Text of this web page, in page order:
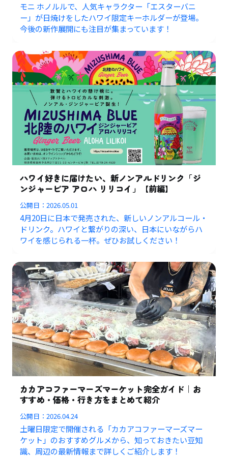
モニ ホノルルで、人気キャラクター「エスターバニ
ー」が日焼けをしたハワイ限定キーホルダーが登場。
今後の新作展開にも注目が集まっています！
ハワイ好きに届けたい、新ノンアルドリンク「ジ
ンジャービア アロハ リリコイ」【前編】
公開日：2026.05.01
4月20日に日本で発売された、新しいノンアルコール・
ドリンク。ハワイと繋がりの深い、日本にいながらハ
ワイを感じられる一杯。ぜひお試しください！
カカアコファーマーズマーケット完全ガイド｜お
すすめ・価格・行き方をまとめて紹介
公開日：2026.04.24
土曜日限定で開催される「カカアコファーマーズマー
ケット」のおすすめグルメから、知っておきたい豆知
識、周辺の最新情報まで詳しくご紹介します！